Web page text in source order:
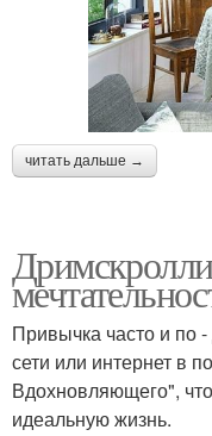
читать дальше →
Привычка часто и по
сети или интернет в
Вдохновляющего",
идеальную жизнь.